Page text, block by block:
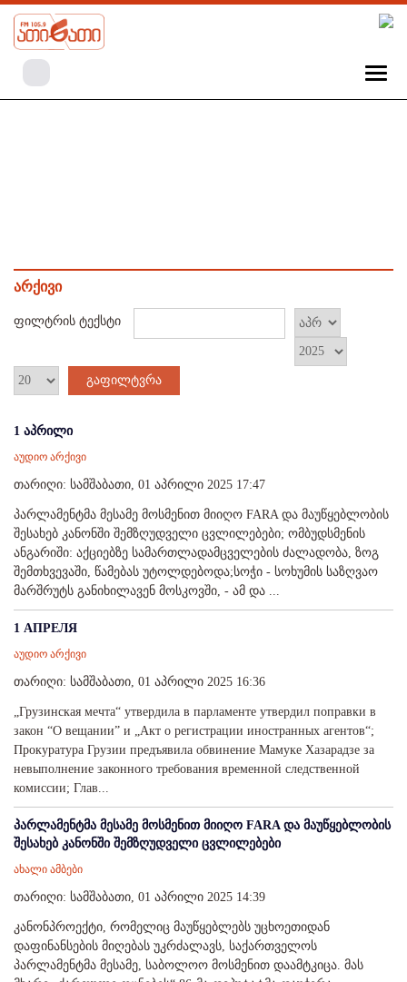
არქივი
ფილტრის ტექსტი
გაფილტვრა
1 აპრილი
აუდიო არქივი
თარიღი: სამშაბათი, 01 აპრილი 2025 17:47
პარლამენტმა მესამე მოსმენით მიიღო FARA და მაუწყებლობის
შესახებ კანონში შემზღუდველი ცვლილებები; ომბუდსმენის
ანგარიში: აქციებზე სამართლადამცველების ძალადობა, ზოგ
შემთხვევაში, წამებას უტოლდებოდა;სოჭი - სოხუმის საზღვაო
მარშრუტს განიხილავენ მოსკოვში, - ამ და ...
1 АПРЕЛЯ
აუდიო არქივი
თარიღი: სამშაბათი, 01 აპრილი 2025 16:36
„Грузинская мечта“ утвердила в парламенте утвердил поправки в
закон “О вещании” и „Акт о регистрации иностранных агентов“;
Прокуратура Грузии предъявила обвинение Мамуке Хазарадзе за
невыполнение законного требования временной следственной
комиссии; Глав...
პარლამენტმა მესამე მოსმენით მიიღო FARA და მაუწყებლობის
შესახებ კანონში შემზღუდველი ცვლილებები
ახალი ამბები
თარიღი: სამშაბათი, 01 აპრილი 2025 14:39
კანონპროექტი, რომელიც მაუწყებლებს უცხოეთიდან
დაფინანსების მიღებას უკრძალავს, საქართველოს
პარლამენტმა მესამე, საბოლოო მოსმენით დაამტკიცა. მას